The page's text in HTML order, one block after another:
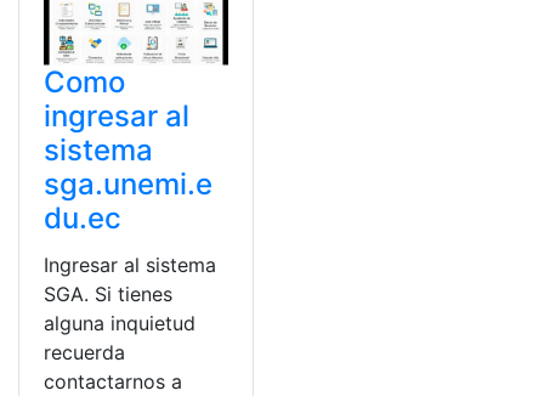
Como
ingresar al
sistema
sga.unemi.e
du.ec
Ingresar al sistema
SGA. Si tienes
alguna inquietud
recuerda
contactarnos a